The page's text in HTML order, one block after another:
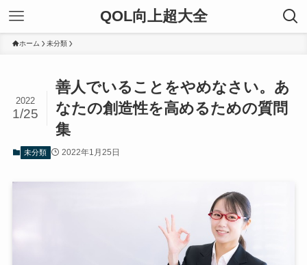
QOL向上超大全
ホーム 未分類
善人でいることをやめなさい。あ
なたの創造性を高めるための質問
集
2022
1/25
未分類 2022年1月25日